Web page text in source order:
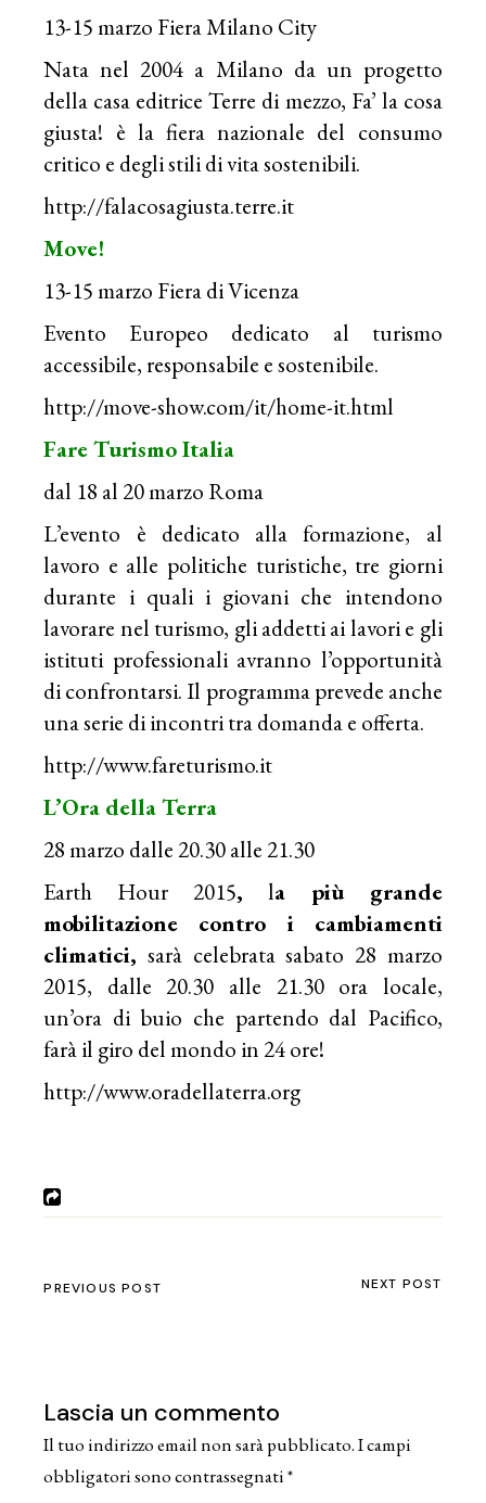
13-15 marzo Fiera Milano City
Nata nel 2004 a Milano da un progetto
della casa editrice Terre di mezzo, Fa’ la cosa
giusta! è la fiera nazionale del consumo
critico e degli stili di vita sostenibili.
http://falacosagiusta.terre.it
Move!
13-15 marzo Fiera di Vicenza
Evento Europeo dedicato al turismo
accessibile, responsabile e sostenibile.
http://move-show.com/it/home-it.html
Fare Turismo Italia
dal 18 al 20 marzo Roma
L’evento è dedicato alla formazione, al
lavoro e alle politiche turistiche, tre giorni
durante i quali i giovani che intendono
lavorare nel turismo, gli addetti ai lavori e gli
istituti professionali avranno l’opportunità
di confrontarsi. Il programma prevede anche
una serie di incontri tra domanda e offerta.
http://www.fareturismo.it
L’Ora della Terra
28 marzo dalle 20.30 alle 21.30
Earth Hour 2015,la più grande
mobilitazione contro i cambiamenti
climatici, sarà celebrata sabato 28 marzo
2015, dalle 20.30 alle 21.30 ora locale,
un’ora di buio che partendo dal Pacifico,
farà il giro del mondo in 24 ore!
http://www.oradellaterra.org
PREVIOUS POST NEXT POST
Lascia un commento
Il tuo indirizzo email non sarà pubblicato.I campi
obbligatori sono contrassegnati*